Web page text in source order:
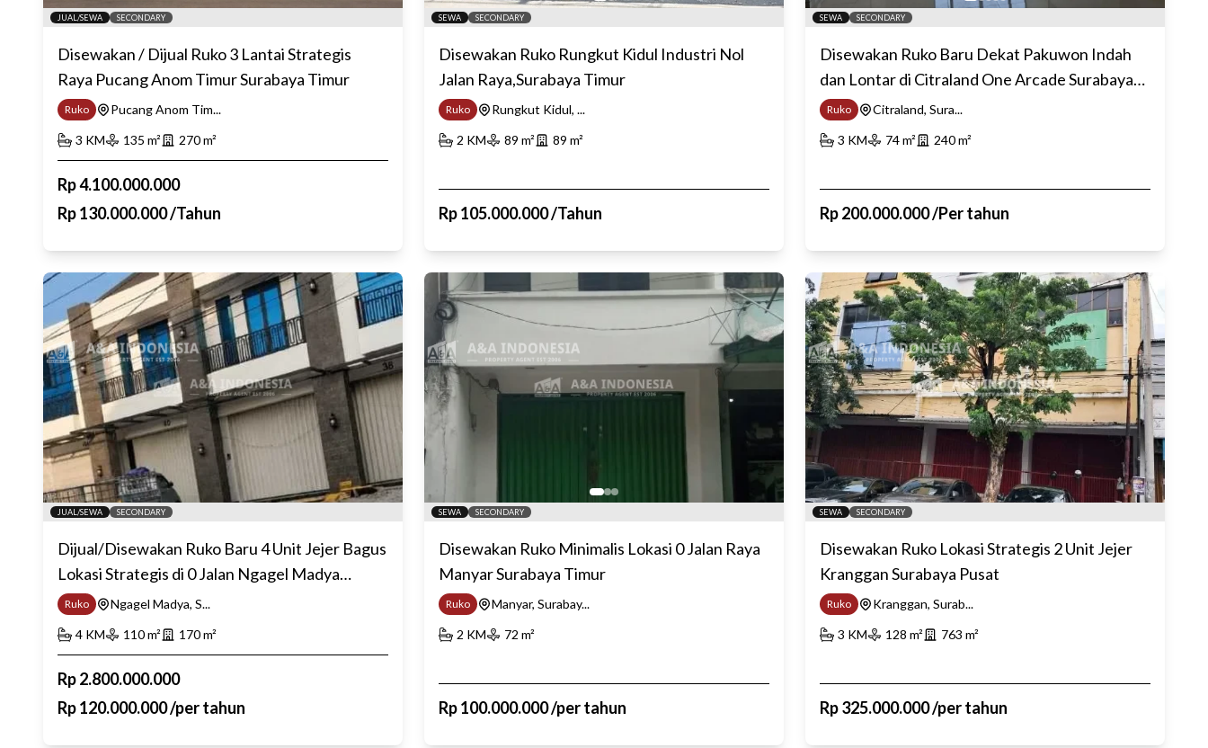
JUAL/SEWA SECONDARY
Disewakan / Dijual Ruko 3 Lantai Strategis
Raya Pucang Anom Timur Surabaya Timur
Ruko
Pucang Anom Tim...
3 KM 135 m² 270m²
Rp4.100.000.000
Rp130.000.000/Tahun
SEWA SECONDARY
Disewakan Ruko Rungkut Kidul Industri Nol
Jalan Raya,Surabaya Timur
Ruko
Rungkut Kidul, ...
2 KM 89 m² 89 m²
Rp105.000.000/Tahun
SEWA SECONDARY
Disewakan Ruko Baru Dekat Pakuwon Indah
dan Lontar di Citraland One Arcade Surabaya
Barat
Ruko
Citraland, Sura...
3 KM 74m² 240m²
Rp200.000.000/Per tahun
JUAL/SEWA SECONDARY
Dijual/Disewakan Ruko Baru 4 Unit Jejer Bagus
Lokasi Strategis di 0 Jalan Ngagel Madya
Surabaya Timur
Ruko
Ngagel Madya, S...
4 KM 110m² 170m²
Rp2.800.000.000
Rp120.000.000/per tahun
SEWA SECONDARY
Disewakan Ruko Minimalis Lokasi 0 Jalan Raya
Manyar Surabaya Timur
Ruko
Manyar, Surabay...
2 KM 72 m²
Rp100.000.000/per tahun
SEWA SECONDARY
Disewakan Ruko Lokasi Strategis 2 Unit Jejer
Kranggan Surabaya Pusat
Ruko
Kranggan, Surab...
3 KM 128 m² 763 m²
Rp325.000.000/per tahun